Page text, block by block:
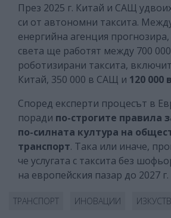
През 2025 г. Китай и СAЩ
си от автономни таксита.
енергийна агенция прогнозира,
света ще работят между 700
роботизирани таксита,
Китай, 350 000 в СAЩ и 120 000
Според експерти процесът в
поради по-строгите правила
по-силната култура на
транспорт. Така или иначе,
че услугата с таксита без
на европейския пазар до 2027 г.
ТРАНСПОРТ ИНОВАЦИИ